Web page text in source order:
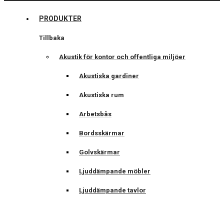
PRODUKTER
Tillbaka
Akustik för kontor och offentliga miljöer
Akustiska gardiner
Akustiska rum
Arbetsbås
Bordsskärmar
Golvskärmar
Ljuddämpande möbler
Ljuddämpande tavlor